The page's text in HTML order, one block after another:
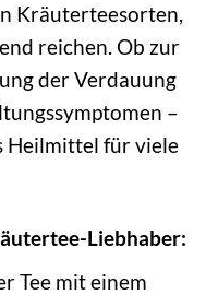
Kräuterteesorten,
reichen. Ob zur
der Verdauung
–
Heilmittel für viele
Liebhaber:
Tee mit einem